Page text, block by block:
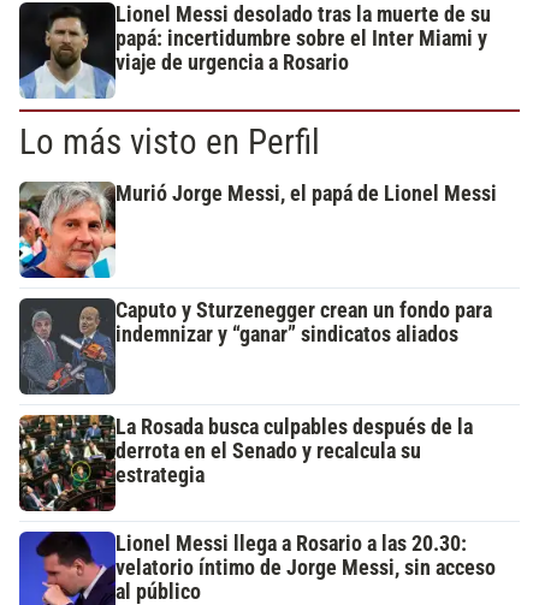
Lionel Messi desolado tras la muerte de su
papá: incertidumbre sobre el Inter Miami y
viaje de urgencia a Rosario
Lo más visto en Perfil
Murió Jorge Messi, el papá de Lionel Messi
Caputo y Sturzenegger crean un fondo para
indemnizar y “ganar” sindicatos aliados
La Rosada busca culpables después de la
derrota en el Senado y recalcula su
estrategia
Lionel Messi llega a Rosario a las 20.30:
velatorio íntimo de Jorge Messi, sin acceso
al público